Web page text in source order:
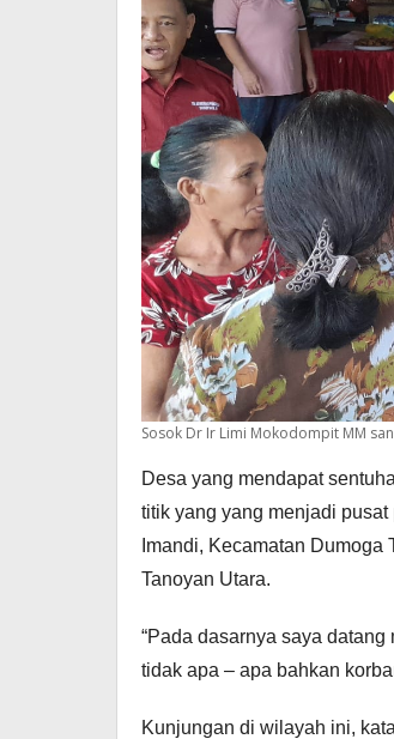
Sosok Dr Ir Limi Mokodompit MM
Desa yang mendapat
titik yang yang menjadi
Imandi, Kecamatan
Tanoyan Utara.
“Pada dasarnya saya
tidak apa – apa bahkan
Kunjungan di wilayah ini,